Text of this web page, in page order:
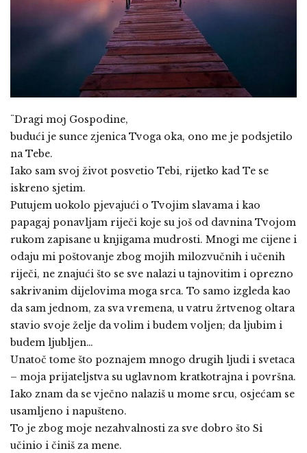
¨Dragi moj Gospodine,
budući je sunce zjenica Tvoga oka, ono me je podsjetilo
na Tebe.
Iako sam svoj život posvetio Tebi, rijetko kad Te se
iskreno sjetim.
Putujem uokolo pjevajući o Tvojim slavama i kao
papagaj ponavljam riječi koje su još od davnina Tvojom
rukom zapisane u knjigama mudrosti. Mnogi me cijene i
odaju mi poštovanje zbog mojih milozvučnih i učenih
riječi, ne znajući što se sve nalazi u tajnovitim i oprezno
sakrivanim dijelovima moga srca. To samo izgleda kao
da sam jednom, za sva vremena, u vatru žrtvenog oltara
stavio svoje želje da volim i budem voljen; da ljubim i
budem ljubljen…
Unatoč tome što poznajem mnogo drugih ljudi i svetaca
– moja prijateljstva su uglavnom kratkotrajna i površna.
Iako znam da se vječno nalaziš u mome srcu, osjećam se
usamljeno i napušteno.
To je zbog moje nezahvalnosti za sve dobro što Si
učinio i činiš za mene.